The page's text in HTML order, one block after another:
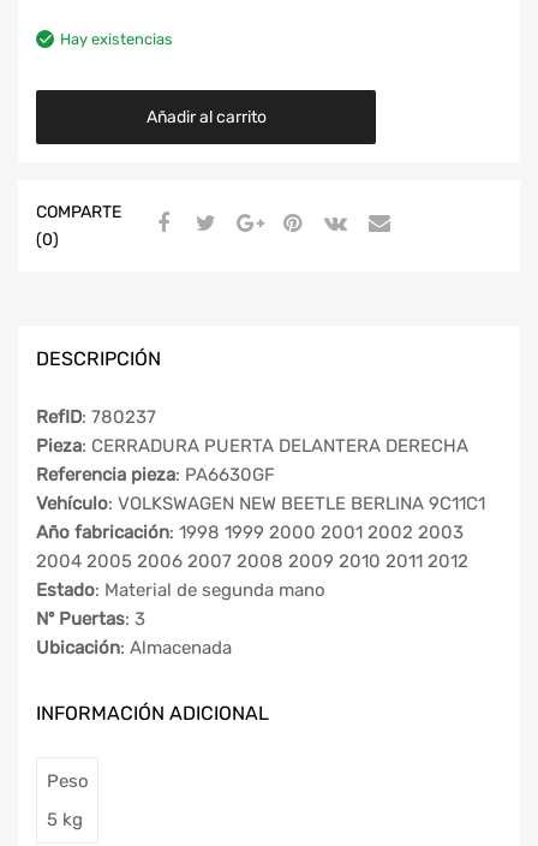
Hay existencias
Añadir al carrito
COMPARTE
(0)
DESCRIPCIÓN
RefID: 780237
Pieza: CERRADURA PUERTA DELANTERA DERECHA
Referencia pieza: PA6630GF
Vehículo: VOLKSWAGEN NEW BEETLE BERLINA 9C11C1
Año fabricación: 1998 1999 2000 2001 2002 2003
2004 2005 2006 2007 2008 2009 2010 2011 2012
Estado: Material de segunda mano
Nº Puertas: 3
Ubicación: Almacenada
INFORMACIÓN ADICIONAL
Peso
5 kg